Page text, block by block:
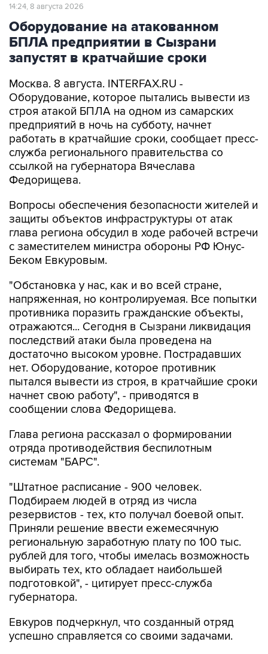
14:24, 8 августа 2026
Оборудование на атакованном
БПЛА предприятии в Сызрани
запустят в кратчайшие сроки
Москва. 8 августа. INTERFAX.RU -
Оборудование, которое пытались вывести из
строя атакой БПЛА на одном из самарских
предприятий в ночь на субботу, начнет
работать в кратчайшие сроки, сообщает пресс-
служба регионального правительства со
ссылкой на губернатора Вячеслава
Федорищева.
Вопросы обеспечения безопасности жителей и
защиты объектов инфраструктуры от атак
глава региона обсудил в ходе рабочей встречи
с заместителем министра обороны РФ Юнус-
Беком Евкуровым.
"Обстановка у нас, как и во всей стране,
напряженная, но контролируемая. Все попытки
противника поразить гражданские объекты,
отражаются... Сегодня в Сызрани ликвидация
последствий атаки была проведена на
достаточно высоком уровне. Пострадавших
нет. Оборудование, которое противник
пытался вывести из строя, в кратчайшие сроки
начнет свою работу", - приводятся в
сообщении слова Федорищева.
Глава региона рассказал о формировании
отряда противодействия беспилотным
системам "БАРС".
"Штатное расписание - 900 человек.
Подбираем людей в отряд из числа
резервистов - тех, кто получал боевой опыт.
Приняли решение ввести ежемесячную
региональную заработную плату по 100 тыс.
рублей для того, чтобы имелась возможность
выбирать тех, кто обладает наибольшей
подготовкой", - цитирует пресс-служба
губернатора.
Евкуров подчеркнул, что созданный отряд
успешно справляется со своими задачами.